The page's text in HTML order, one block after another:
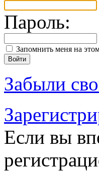
Пароль:
Запомнить меня на
Забыли
Если вы